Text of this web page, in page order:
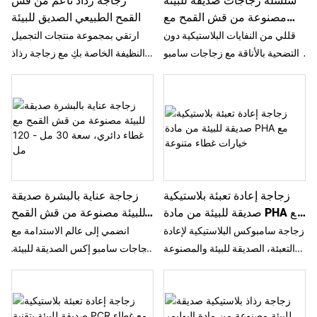
المميزة.
القمح الطبيعي الصديق للبيئة
ارتقي بمجموعة منتجات التجميل
النظيفة الخاصة بكِ مع زجاجة رذاذ
سامبو إكس الصديقة للبيئة
العبوة الأسطوانية، المصنوعة من
مزيج مستدام بنسبة 30% من قش
القمح، بمضخة رذاذ دقيقة ولمسة
نهائية طبيعية منقطة، لتجمع بشكل
مثالي بين المسؤولية البيئية والأداء
اليومي الأمثل لتونر وبخاخات الوجه
الفاخرة.
مصنوعة من قش القمح مع
غطاء دائري، سعة 30 مل -
120 مل
قللي من النفايات البلاستيكية دون
التضحية بالأناقة مع زجاجات سامبو
إكس الصديقة للبيئة. مصنوعة من
بلون القمح الطبيعي وغطاء دائري
كلاسيكي. متوفرة بأحجام من 30 مل
إلى 120 مل، وهي مثالية لتكوين
العضوية.
زجاجة عناية بالبشرة صديقة
للبيئة مصنوعة من قش القمح
مع غطاء دائري، سعة 30 مل -
120 مل
انضمي إلى عالم الاستدامة مع
زجاجات سامبو إكس الصديقة للبيئة.
مصنوعة من قش القمح المتجدد،
دائري كلاسيكي وملمس طبيعي
زجاجة إعادة تعبئة بلاستيكية
صديقة للبيئة من مادة PHA مع
خيارات غطاء متنوعة
زجاجة سامبوكس البلاستيكية لإعادة
التعبئة، الصديقة للبيئة والمصنوعة
من بولي هيدروكسي ألكانوات، تُقدم
وغطاء متوازن يفتح بالضغط، كما